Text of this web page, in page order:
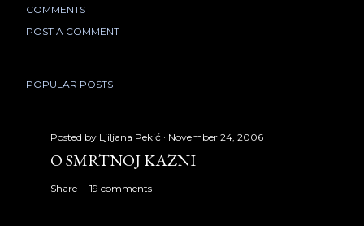
COMMENTS
POST A COMMENT
POPULAR POSTS
Posted by Ljiljana Pekić November 24, 2006
O SMRTNOJ KAZNI
Share 19 comments